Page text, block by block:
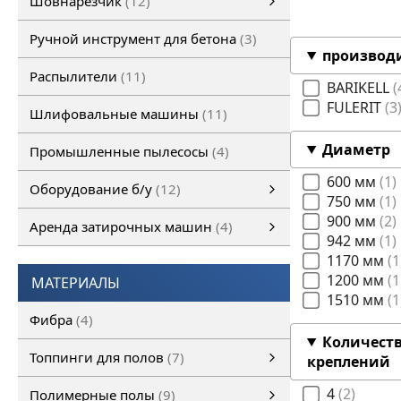
Ручной инструмент для бетона 3
Распылители 11
Шлифовальные машины 11
Промышленные пылесосы 4
Оборудование б/у 12
Аренда затирочных машин 4
МАТЕРИАЛЫ
Фибра 4
Топпинги для полов 7
Полимерные полы 9
BARIKELL
FULERIT 3
Диаметр
600 мм 1
750 мм 1
900 мм 2
942 мм 1
1170 мм 1
1200 мм 1
1510 мм 1
креплений
4 2